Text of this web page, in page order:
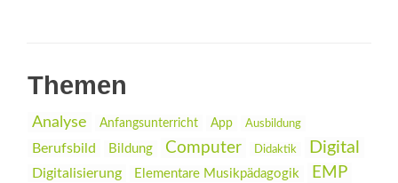
Themen
Analyse Anfangsunterricht App Ausbildung
Berufsbild Bildung Computer Didaktik Digital
Digitalisierung Elementare Musikpädagogik EMP